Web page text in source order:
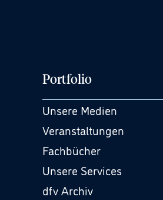
Portfolio
Unsere Medien
Veranstaltungen
Fachbücher
Unsere Services
dfv Archiv